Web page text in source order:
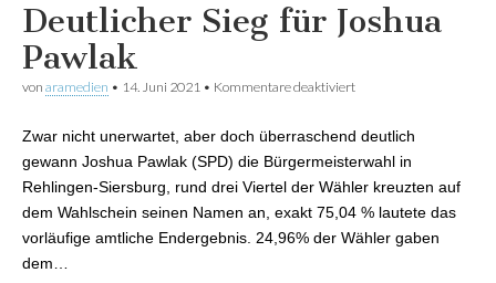
Deutlicher Sieg für Joshua
Pawlak
von aramedien • 14. Juni 2021 • Kommentare deaktiviert
Zwar nicht unerwartet, aber doch überraschend deutlich
gewann Joshua Pawlak (SPD) die Bürgermeisterwahl in
Rehlingen-Siersburg, rund drei Viertel der Wähler kreuzten auf
dem Wahlschein seinen Namen an, exakt 75,04 % lautete das
vorläufige amtliche Endergebnis. 24,96% der Wähler gaben
dem…